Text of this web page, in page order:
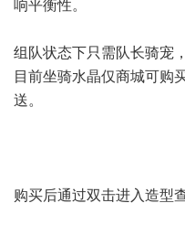
响平衡性。
组队状态下只需队长骑宠
目前坐骑水晶仅商城可购
送。
购买后通过双击进入造型